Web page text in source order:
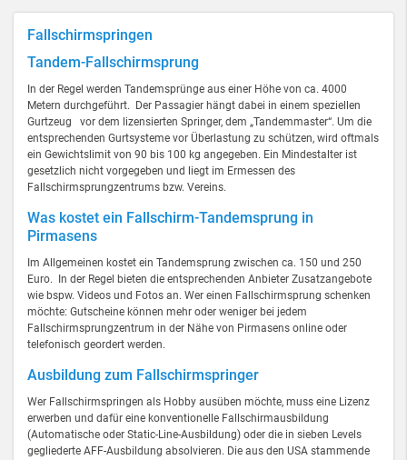
Fallschirmspringen
Tandem-Fallschirmsprung
In der Regel werden Tandemsprünge aus einer Höhe von ca. 4000
Metern durchgeführt. Der Passagier hängt dabei in einem speziellen
Gurtzeug vor dem lizensierten Springer, dem „Tandemmaster“. Um die
entsprechenden Gurtsysteme vor Überlastung zu schützen, wird oftmals
ein Gewichtslimit von 90 bis 100 kg angegeben. Ein Mindestalter ist
gesetzlich nicht vorgegeben und liegt im Ermessen des
Fallschirmsprungzentrums bzw. Vereins.
Was kostet ein Fallschirm-Tandemsprung in
Pirmasens
Im Allgemeinen kostet ein Tandemsprung zwischen ca. 150 und 250
Euro. In der Regel bieten die entsprechenden Anbieter Zusatzangebote
wie bspw. Videos und Fotos an. Wer einen Fallschirmsprung schenken
möchte: Gutscheine können mehr oder weniger bei jedem
Fallschirmsprungzentrum in der Nähe von Pirmasens online oder
telefonisch geordert werden.
Ausbildung zum Fallschirmspringer
Wer Fallschirmspringen als Hobby ausüben möchte, muss eine Lizenz
erwerben und dafür eine konventionelle Fallschirmausbildung
(Automatische oder Static-Line-Ausbildung) oder die in sieben Levels
gegliederte AFF-Ausbildung absolvieren. Die aus den USA stammende